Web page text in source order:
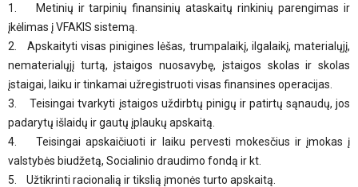
1. Metinių ir tarpinių finansinių ataskaitų rinkinių parengimas ir
įkėlimas į VFAKIS sistemą.
2. Apskaityti visas pinigines lėšas, trumpalaikį, ilgalaikį, materialųjį,
nematerialųjį turtą, įstaigos nuosavybę, įstaigos skolas ir skolas
įstaigai, laiku ir tinkamai užregistruoti visas finansines operacijas.
3. Teisingai tvarkyti įstaigos uždirbtų pinigų ir patirtų sąnaudų, jos
padarytų išlaidų ir gautų įplaukų apskaitą.
4. Teisingai apskaičiuoti ir laiku pervesti mokesčius ir įmokas į
valstybės biudžetą, Socialinio draudimo fondą ir kt.
5. Užtikrinti racionalią ir tikslią įmonės turto apskaitą.